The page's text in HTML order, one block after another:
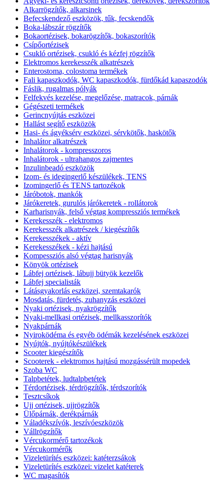
Alkarrögzítők, alkarsinek
Befecskendező eszközök, tűk, fecskendők
Boka-lábszár rögzítők
Bokaortézisek, bokarögzítők, bokaszorítók
Csípőortézisek
Csukló ortézisek, csukló és kézfej rögzítők
Elektromos kerekesszék alkatrészek
Enterostoma, colostoma termékek
Fali kapaszkodók, WC kapaszkodók, fürdőkád kapaszodók
Fáslik, rugalmas pólyák
Felfekvés kezelése, megelőzése, matracok, párnák
Gégészeti termékek
Gerincnyújtás eszközei
Hallást segítő eszközök
Hasi- és ágyéksérv eszközei, sérvkötők, haskötők
Inhalátor alkatrészek
Inhalátorok - kompresszoros
Inhalátorok - ultrahangos zajmentes
Inzulinbeadó eszközök
Izom- és idegingerlő készülékek, TENS
Izomingerlő és TENS tartozékok
Járóbotok, mankók
Járókeretek, gurulós járókeretek - rollátorok
Karharisnyák, felső végtag kompressziós termékek
Kerekesszék - elektromos
Kerekesszék alkatrészek / kiegészítők
Kerekesszékek - aktív
Kerekesszékek - kézi hajtású
Kompessziós alsó végtag harisnyák
Könyök ortézisek
Lábfej ortézisek, lábujj bütyök kezelők
Lábfej specialisták
Látásgyakorlás eszközei, szemtakarók
Mosdatás, fürdetés, zuhanyzás eszközei
Nyaki ortézisek, nyakrögzítők
Nyaki-mellkasi ortézisek, mellkasszorítók
Nyakpárnák
Nyiroködéma és egyéb ödémák kezelésének eszközei
Nyújtók, nyújtókészülékek
Scooter kiegészítők
Scooterek - elektromos hajtású mozgássérült mopedek
Szoba WC
Talpbetétek, ludtalpbetétek
Térdortézisek, térdrögzítők, térdszorítók
Tesztcsíkok
Ujj ortézisek, ujjrögzítők
Ülőpárnák, derékpárnák
Váladékszívók, leszívóeszközök
Vállrögzítők
Vércukormérő tartozékok
Vércukormérők
Vizeletürítés eszközei: katéterzsákok
Vizeletürítés eszközei: vizelet katéterek
WC magasítók